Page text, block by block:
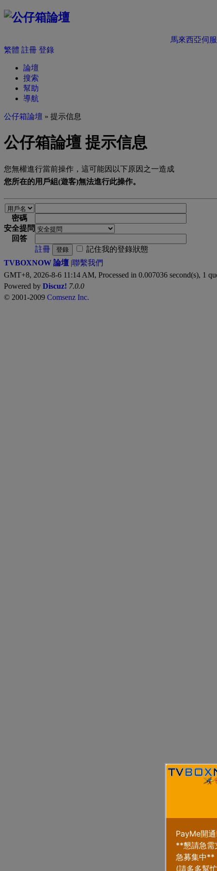
馬來西亞伺
繁體 註冊 登錄
論壇
搜索
幫助
導航
公仔箱論壇 » 提示信息
公仔箱論壇 提示信息
您無權進行當前操作，這可能因以下原因之一造成
您所在的用戶組(遊客)無法進行此操作。
密碼
安全提問
回答
註冊
登錄
記住我的登錄狀態
TVBOXNOW 論壇 |聯繫我們
GMT+8, 2026-8-6 11:14 AM, Processed in 0.007036 second(s), 1
Powered by Discuz! 7.0.0
© 2001-2009 Comsenz Inc.